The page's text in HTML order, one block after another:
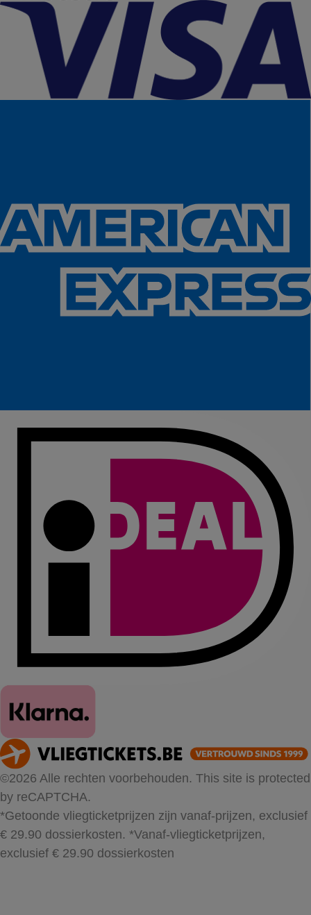
©2026 Alle rechten voorbehouden. This site is protected
by reCAPTCHA.
*Getoonde vliegticketprijzen zijn vanaf-prijzen, exclusief
€ 29.90 dossierkosten. *Vanaf-vliegticketprijzen,
exclusief € 29.90 dossierkosten